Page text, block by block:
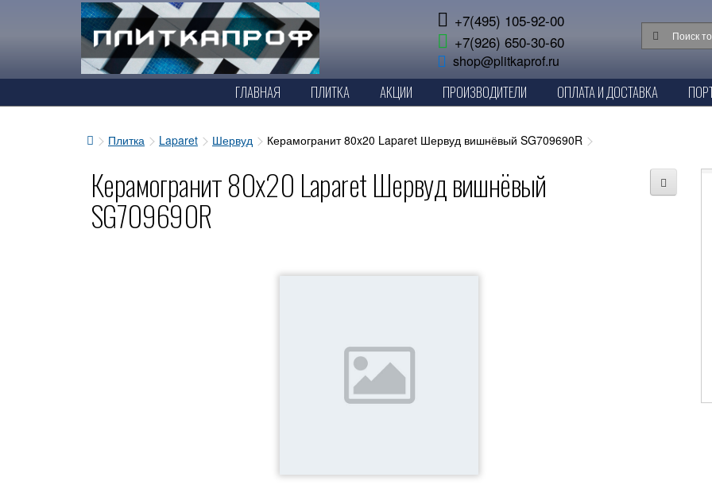
+7(495) 105-92-00
+7(926) 650-30-60
shop@plitkaprof.ru
ГЛАВНАЯ ПЛИТКА АКЦИИ ПРОИЗВОДИТЕЛИ ОПЛАТА И ДОСТАВКА
Плитка Laparet Шервуд Керамогранит 80x20 Laparet Шервуд вишнёвый SG709690R
Керамогранит 80x20 Laparet Шервуд вишнёвый
SG709690R